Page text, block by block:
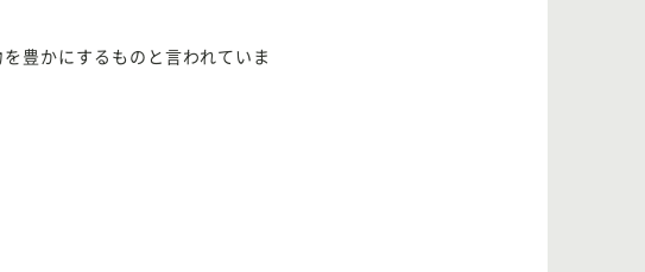
豊かにするものと言われていま